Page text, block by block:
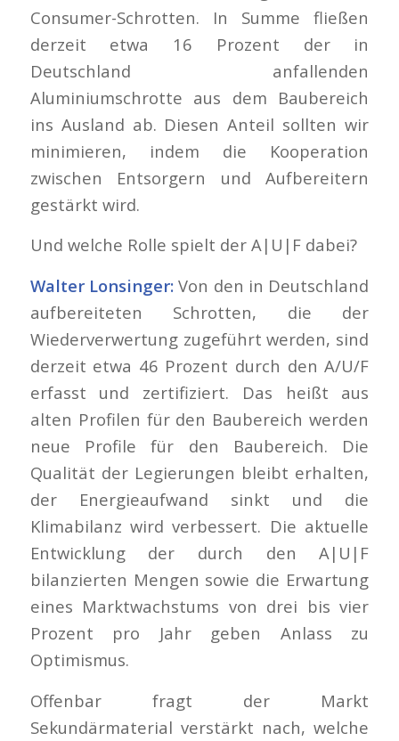
Consumer-Schrotten. In Summe fließen
derzeit etwa 16 Prozent der in
Deutschland anfallenden
Aluminiumschrotte aus dem Baubereich
ins Ausland ab. Diesen Anteil sollten wir
minimieren, indem die Kooperation
zwischen Entsorgern und Aufbereitern
gestärkt wird.
Und welche Rolle spielt der A|U|F dabei?
Walter Lonsinger:Von den in Deutschland
aufbereiteten Schrotten, die der
Wiederverwertung zugeführt werden, sind
derzeit etwa 46 Prozent durch den A/U/F
erfasst und zertifiziert. Das heißt aus
alten Profilen für den Baubereich werden
neue Profile für den Baubereich. Die
Qualität der Legierungen bleibt erhalten,
der Energieaufwand sinkt und die
Klimabilanz wird verbessert. Die aktuelle
Entwicklung der durch den A|U|F
bilanzierten Mengen sowie die Erwartung
eines Marktwachstums von drei bis vier
Prozent pro Jahr geben Anlass zu
Optimismus.
Offenbar fragt der Markt
Sekundärmaterial verstärkt nach, welche